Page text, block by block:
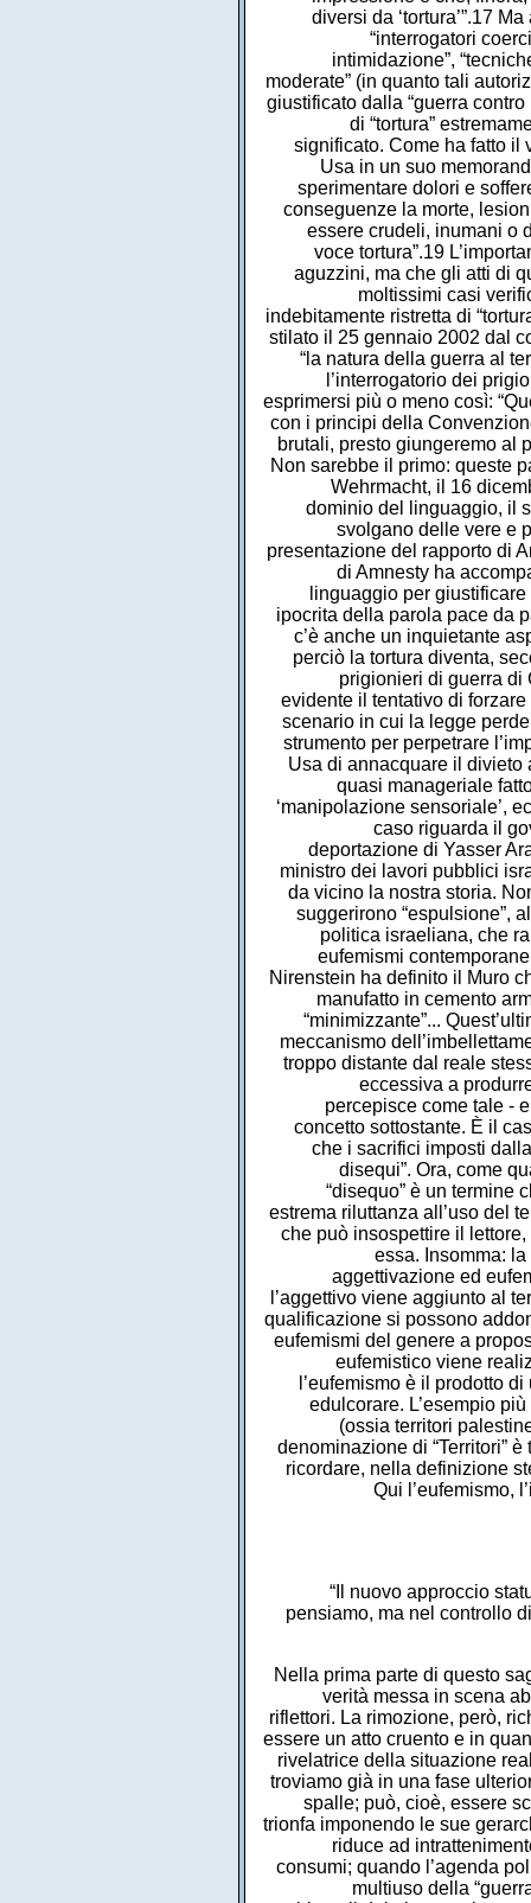
“Il nuovo approccio
pensiamo, ma nel controllo
Nella prima parte di questo
verità messa in scena
riflettori. La rimozione, però,
essere un atto cruento e in
rivelatrice della situazione
troviamo già in una fase
spalle; può, cioè, essere
trionfa imponendo le sue
riduce ad
consumi; quando l’agenda
multiuso della